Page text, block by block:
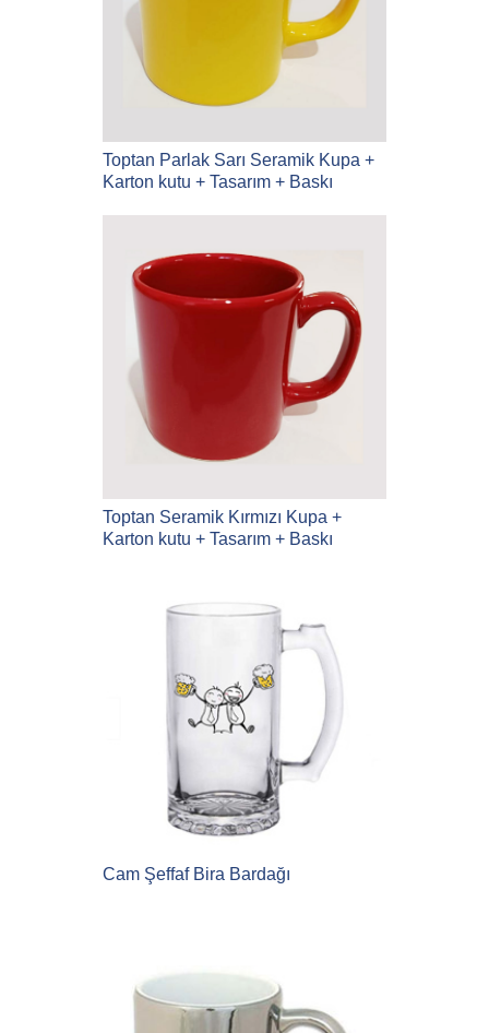
Toptan Parlak Sarı Seramik Kupa +
Karton kutu + Tasarım + Baskı
Toptan Seramik Kırmızı Kupa +
Karton kutu + Tasarım + Baskı
Cam Şeffaf Bira Bardağı